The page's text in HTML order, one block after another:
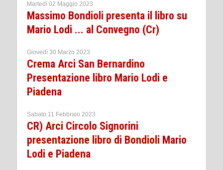
Martedì 02 Maggio 2023
Massimo Bondioli presenta il libro su
Mario Lodi ... al Convegno (Cr)
Giovedì 30 Marzo 2023
Crema Arci San Bernardino
Presentazione libro Mario Lodi e
Piadena
Sabato 11 Febbraio 2023
CR) Arci Circolo Signorini
presentazione libro di Bondioli Mario
Lodi e Piadena